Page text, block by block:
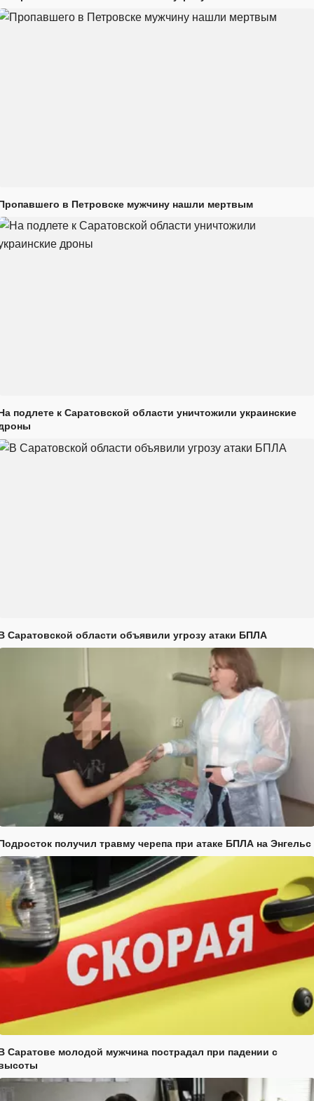
в Петровске мужчину нашли мертвым
подлете к Саратовской области уничтожили украинские
Саратовской области объявили угрозу атаки БПЛА
получил травму черепа при атаке БПЛА на Энгельс
Саратове молодой мужчина пострадал при падении с